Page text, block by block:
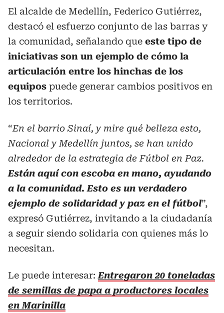
El alcalde de Medellín, Federico Gutiérrez,
destacó el esfuerzo conjunto de las barras y
la comunidad, señalando que este tipo de
iniciativas son un ejemplo de cómo la
articulación entre los hinchas de los
equipos puede generar cambios positivos en
los territorios.
“En el barrio Sinaí, y mire qué belleza esto,
Nacional y Medellín juntos, se han unido
alrededor de la estrategia de Fútbol en Paz.
Están aquí con escoba en mano, ayudando
a la comunidad. Esto es un verdadero
ejemplo de solidaridad y paz en el fútbol”,
expresó Gutiérrez, invitando a la ciudadanía
a seguir siendo solidaria con quienes más lo
necesitan.
Le puede interesar:Entregaron 20 toneladas
de semillas de papa a productores locales
en Marinilla